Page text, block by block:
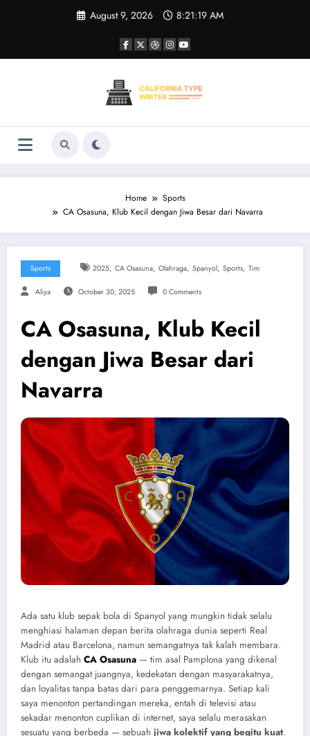
August 9, 2026 8:21:19 AM
Home
Sports
CA Osasuna, Klub Kecil dengan Jiwa Besar dari Navarra
Sports 2025, CA Osasuna, Olahraga, Spanyol, Sports, Tim
Aliya October 30, 2025 0 Comments
CA Osasuna, Klub Kecil
dengan Jiwa Besar dari
Navarra
Ada satu klub sepak bola di Spanyol yang mungkin tidak selalu
menghiasi halaman depan berita olahraga dunia seperti Real
Madrid atau Barcelona, namun semangatnya tak kalah membara.
Klub itu adalah CA Osasuna — tim asal Pamplona yang dikenal
dengan semangat juangnya, kedekatan dengan masyarakatnya,
dan loyalitas tanpa batas dari para penggemarnya. Setiap kali
saya menonton pertandingan mereka, entah di televisi atau
sekadar menonton cuplikan di internet, saya selalu merasakan
sesuatu yang berbeda — sebuah jiwa kolektif yang begitu kuat.